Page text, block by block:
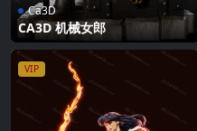
Ca3D
CA3D 机械女郎
VIP